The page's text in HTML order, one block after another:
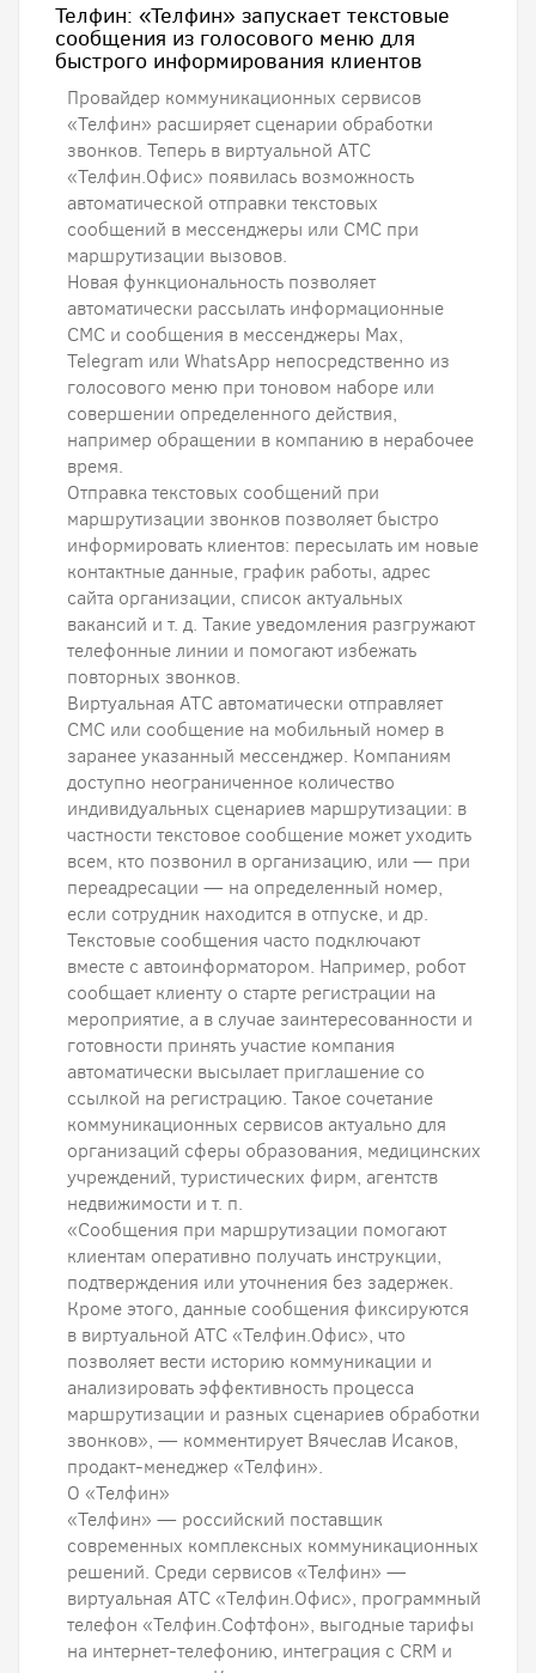
Телфин: «Телфин» запускает текстовые
сообщения из голосового меню для
быстрого информирования клиентов
Провайдер коммуникационных сервисов
«Телфин» расширяет сценарии обработки
звонков. Теперь в виртуальной АТС
«Телфин.Офис» появилась возможность
автоматической отправки текстовых
сообщений в мессенджеры или СМС при
маршрутизации вызовов.
Новая функциональность позволяет
автоматически рассылать информационные
СМС и сообщения в мессенджеры Max,
Telegram или WhatsApp непосредственно из
голосового меню при тоновом наборе или
совершении определенного действия,
например обращении в компанию в нерабочее
время.
Отправка текстовых сообщений при
маршрутизации звонков позволяет быстро
информировать клиентов: пересылать им новые
контактные данные, график работы, адрес
сайта организации, список актуальных
вакансий и т. д. Такие уведомления разгружают
телефонные линии и помогают избежать
повторных звонков.
Виртуальная АТС автоматически отправляет
СМС или сообщение на мобильный номер в
заранее указанный мессенджер. Компаниям
доступно неограниченное количество
индивидуальных сценариев маршрутизации: в
частности текстовое сообщение может уходить
всем, кто позвонил в организацию, или — при
переадресации — на определенный номер,
если сотрудник находится в отпуске, и др.
Текстовые сообщения часто подключают
вместе с автоинформатором. Например, робот
сообщает клиенту о старте регистрации на
мероприятие, а в случае заинтересованности и
готовности принять участие компания
автоматически высылает приглашение со
ссылкой на регистрацию. Такое сочетание
коммуникационных сервисов актуально для
организаций сферы образования, медицинских
учреждений, туристических фирм, агентств
недвижимости и т. п.
«Сообщения при маршрутизации помогают
клиентам оперативно получать инструкции,
подтверждения или уточнения без задержек.
Кроме этого, данные сообщения фиксируются
в виртуальной АТС «Телфин.Офис», что
позволяет вести историю коммуникации и
анализировать эффективность процесса
маршрутизации и разных сценариев обработки
звонков», — комментирует Вячеслав Исаков,
продакт-менеджер «Телфин».
О «Телфин»
«Телфин» — российский поставщик
современных комплексных коммуникационных
решений. Среди сервисов «Телфин» —
виртуальная АТС «Телфин.Офис», программный
телефон «Телфин.Cофтфон», выгодные тарифы
на интернет-телефонию, интеграция с CRM и